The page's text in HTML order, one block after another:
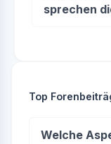
sprechen
Top
Welche